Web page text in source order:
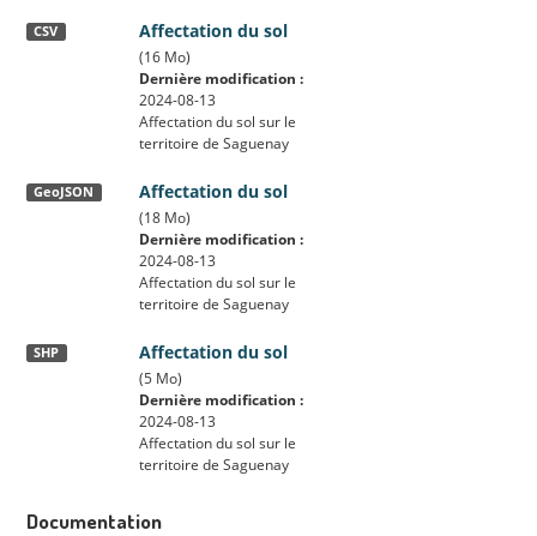
Affectation du sol
CSV
(16 Mo)
Dernière modification :
2024-08-13
Affectation du sol sur le
territoire de Saguenay
Affectation du sol
GeoJSON
(18 Mo)
Dernière modification :
2024-08-13
Affectation du sol sur le
territoire de Saguenay
Affectation du sol
SHP
(5 Mo)
Dernière modification :
2024-08-13
Affectation du sol sur le
territoire de Saguenay
Documentation